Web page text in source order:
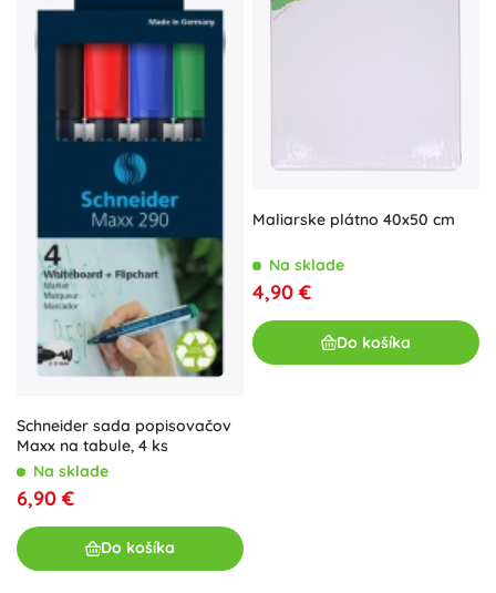
Schneider sada popisovačov
Maxx na tabule, 4 ks
Na sklade
6,90 €
Do košíka
Maliarske plátno 40x50 cm
Na sklade
4,90 €
Do košíka